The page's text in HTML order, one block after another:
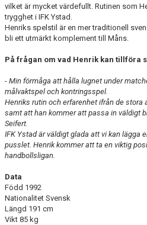
vilket är mycket värdefullt. Rutinen som
trygghet i IFK Ystad.
Henriks spelstil är en mer traditionell
bli ett utmärkt komplement till Måns.
På frågan om vad Henrik kan tillföra
- Min förmåga att hålla lugnet under
målvaktspel och kontringsspel.
Henriks rutin och erfarenhet ifrån de stora
samt att han kommer att passa in väldigt
Seifert.
IFK Ystad är väldigt glada att vi kan lägga
pusslet. Henrik kommer att ta en viktig
handbollsligan.
Data
Född 1992
Nationalitet Svensk
Längd 191 cm
Vikt 85 kg